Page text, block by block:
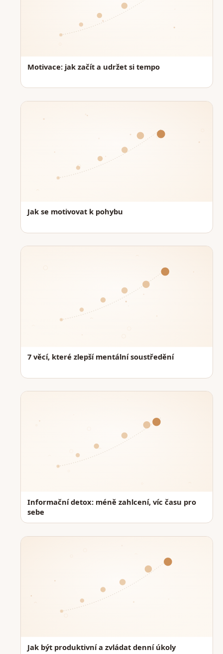
Motivace: jak začít a udržet si tempo
Jak se motivovat k pohybu
7 věcí, které zlepší mentální soustředění
Informační detox: méně zahlcení, víc času pro
sebe
Jak být produktivní a zvládat denní úkoly